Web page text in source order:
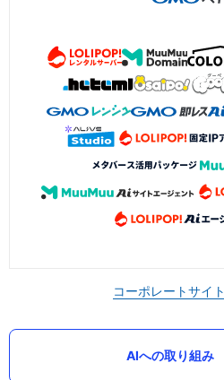
コーポレートサイト
AIへの取り組み